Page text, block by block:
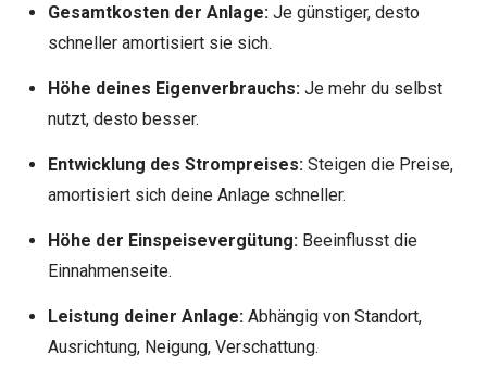
Gesamtkosten der Anlage:Je günstiger, desto
schneller amortisiert sie sich.
Höhe deines Eigenverbrauchs:Je mehr du selbst
nutzt, desto besser.
Entwicklung des Strompreises:Steigen die Preise,
amortisiert sich deine Anlage schneller.
Höhe der Einspeisevergütung:Beeinflusst die
Einnahmenseite.
Leistung deiner Anlage:Abhängig von Standort,
Ausrichtung, Neigung, Verschattung.